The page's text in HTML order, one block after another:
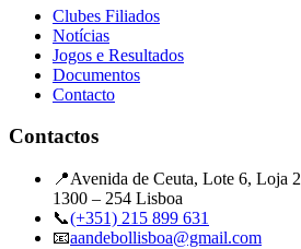
Clubes Filiados
Notícias
Jogos e Resultados
Documentos
Contacto
Contactos
📍Avenida de Ceuta, Lote 6, Loja 2
1300 – 254 Lisboa
📞(+351) 215 899 631
📧aandebollisboa@gmail.com